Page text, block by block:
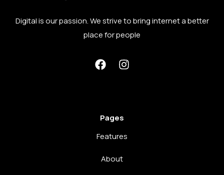
Digital is our passion. We strive to bring internet a better
place for people
Pages
Features
About